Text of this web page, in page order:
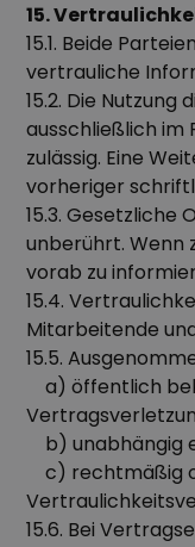
15.
15.1. Beide
vertrauliche
15.2. Die
ausschließlich im
zulässig. Eine
vorheriger
15.3.
unberührt. Wenn
vorab zu
15.4.
Mitarbeitende
15.5.
a) öffentlich
b) unabhängig
c) rechtmäßig
15.6. Bei